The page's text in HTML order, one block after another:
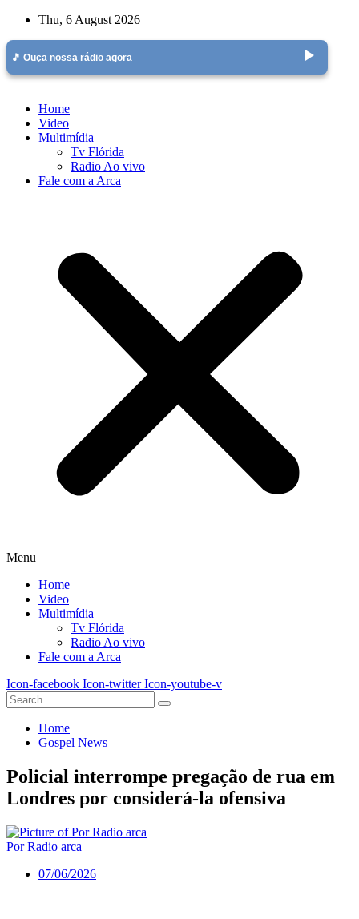
Skip
content
Thu, 6 August 2026
🎵 Ouça nossa rádio agora play_arrow
Home
Video
Multimídia
Tv Flórida
Radio Ao vivo
Fale com a Arca
Menu
Home
Video
Multimídia
Tv Flórida
Radio Ao vivo
Fale com a Arca
Icon-facebook Icon-twitter Icon-youtube-v
Home
Gospel News
Policial interrompe pregação de rua em
Londres por considerá-la ofensiva
Por Radio arca
07/06/2026